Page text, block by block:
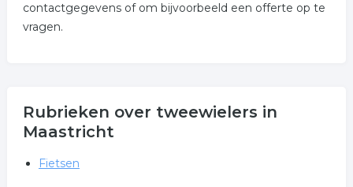
contactgegevens of om bijvoorbeeld een offerte op te
vragen.
Rubrieken over tweewielers in
Maastricht
Fietsen